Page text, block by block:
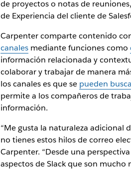
de proyectos o notas de reuniones,
de Experiencia del cliente de
Carpenter comparte contenido
canalesmediante funciones como
información relacionada y
colaborar y trabajar de manera
los canales es que se pueden
permite a los compañeros de
información.
“Me gusta la naturaleza adicional
no tienes estos hilos de correo
Carpenter. “Desde una
aspectos de Slack que son mucho